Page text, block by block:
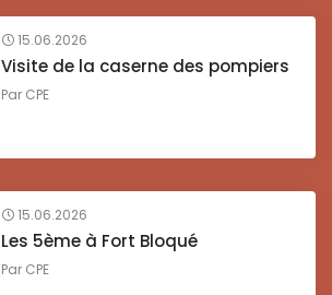
15.06.2026
Visite de la caserne des pompiers
Par CPE
15.06.2026
Les 5ème à Fort Bloqué
Par CPE